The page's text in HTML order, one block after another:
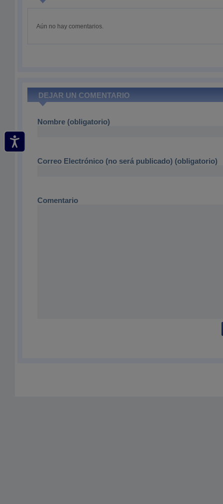
Aún no hay comentarios.
DEJAR UN COMENTARIO
Nombre (obligatorio)
Correo Electrónico (no será publicado) (obligatorio)
Comentario